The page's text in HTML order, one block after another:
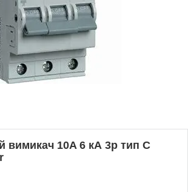
вимикач 10A 6 кА 3р тип C